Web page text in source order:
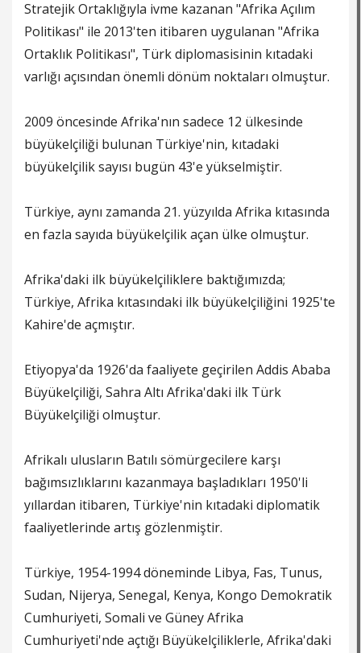
Stratejik Ortaklığıyla ivme kazanan "Afrika Açılım
Politikası" ile 2013'ten itibaren uygulanan "Afrika
Ortaklık Politikası", Türk diplomasisinin kıtadaki
varlığı açısından önemli dönüm noktaları olmuştur.
2009 öncesinde Afrika'nın sadece 12 ülkesinde
büyükelçiliği bulunan Türkiye'nin, kıtadaki
büyükelçilik sayısı bugün 43'e yükselmiştir.
Türkiye, aynı zamanda 21. yüzyılda Afrika kıtasında
en fazla sayıda büyükelçilik açan ülke olmuştur.
Afrika'daki ilk büyükelçiliklere baktığımızda;
Türkiye, Afrika kıtasındaki ilk büyükelçiliğini 1925'te
Kahire'de açmıştır.
Etiyopya'da 1926'da faaliyete geçirilen Addis Ababa
Büyükelçiliği, Sahra Altı Afrika'daki ilk Türk
Büyükelçiliği olmuştur.
Afrikalı ulusların Batılı sömürgecilere karşı
bağımsızlıklarını kazanmaya başladıkları 1950'li
yıllardan itibaren, Türkiye'nin kıtadaki diplomatik
faaliyetlerinde artış gözlenmiştir.
Türkiye, 1954-1994 döneminde Libya, Fas, Tunus,
Sudan, Nijerya, Senegal, Kenya, Kongo Demokratik
Cumhuriyeti, Somali ve Güney Afrika
Cumhuriyeti'nde açtığı Büyükelçiliklerle, Afrika'daki